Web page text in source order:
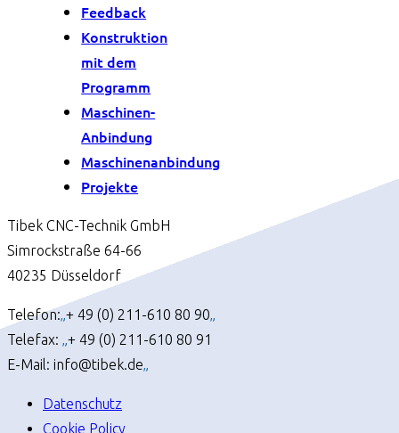
Feedback
Konstruktion
mit dem
Programm
Maschinen-
Anbindung
Maschinenanbindung
Projekte
Tibek CNC-Technik GmbH
Simrockstraße 64-66
40235 Düsseldorf
Telefon: + 49 (0) 211-610 80 90
Telefax:
+ 49 (0) 211-610 80 91
E-Mail: info@tibek.de
Datenschutz
Cookie Policy